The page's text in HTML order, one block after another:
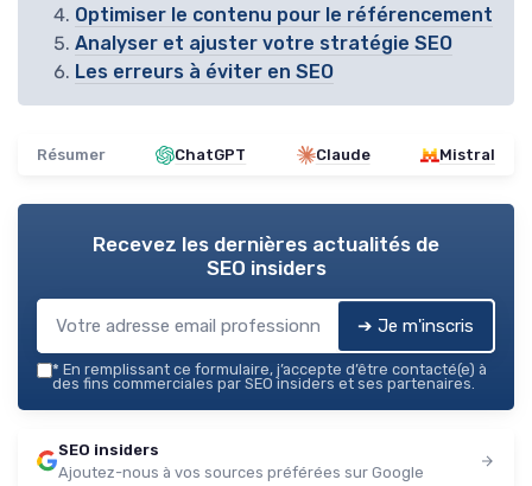
Optimiser le contenu pour le référencement
Analyser et ajuster votre stratégie SEO
Les erreurs à éviter en SEO
Résumer ChatGPT Claude Mistral
Recevez les dernières actualités de
SEO insiders
➔ Je m'inscris
* En remplissant ce formulaire, j’accepte d’être contacté(e) à
des fins commerciales par SEO insiders et ses partenaires.
SEO insiders
Ajoutez-nous à vos sources préférées sur Google